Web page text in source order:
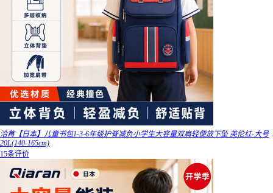
洽苒【日本】儿童书包1-3-6年级护脊减负小学生大容量双肩轻便放下坠 英伦红-大号
20L(140-165cm)
15条评价